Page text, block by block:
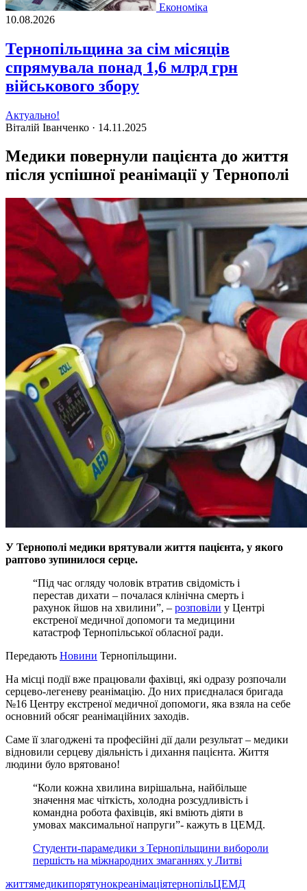
Економіка
10.08.2026
Тернопільщина за сім місяців
спрямувала понад 1,6 млрд грн
військового збору
Актуально!
Віталій Іванченко · 14.11.2025
Медики повернули пацієнта до життя
після успішної реанімації у Тернополі
У Тернополі медики врятували життя пацієнта, у якого
раптово зупинилося серце.
“Під час огляду чоловік втратив свідомість і
перестав дихати – почалася клінічна смерть і
рахунок йшов на хвилини”, – розповіли у Центрі
екстреної медичної допомоги та медицини
катастроф Тернопільської обласної ради.
Передають Новини Тернопільщини.
На місці події вже працювали фахівці, які одразу розпочали
серцево-легеневу реанімацію. До них приєдналася бригада
№16 Центру екстреної медичної допомоги, яка взяла на себе
основний обсяг реанімаційних заходів.
Саме її злагоджені та професійні дії дали результат – медики
відновили серцеву діяльність і дихання пацієнта. Життя
людини було врятовано!
“Коли кожна хвилина вирішальна, найбільше
значення має чіткість, холодна розсудливість і
командна робота фахівців, які вміють діяти в
умовах максимальної напруги”- кажуть в ЦЕМД.
Студенти-парамедики з Тернопільщини вибороли
першість на міжнародних змаганнях у Литві
життямедикипорятунокреанімаціятернопільЦЕМД